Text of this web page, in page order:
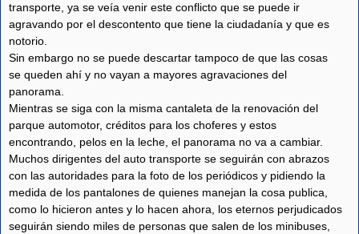
transporte, ya se veía venir este conflicto que se puede ir
agravando por el descontento que tiene la ciudadanía y que es
notorio.
Sin embargo no se puede descartar tampoco de que las cosas
se queden ahí y no vayan a mayores agravaciones del
panorama.
Mientras se siga con la misma cantaleta de la renovación del
parque automotor, créditos para los choferes y estos
encontrando, pelos en la leche, el panorama no va a cambiar.
Muchos dirigentes del auto transporte se seguirán con abrazos
con las autoridades para la foto de los periódicos y pidiendo la
medida de los pantalones de quienes manejan la cosa publica,
como lo hicieron antes y lo hacen ahora, los eternos perjudicados
seguirán siendo miles de personas que salen de los minibuses,